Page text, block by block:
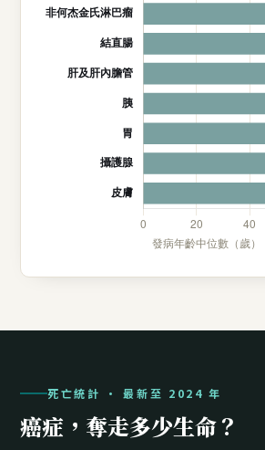
死亡統計 · 最新至 2024 年
癌症，奪走多少生命？